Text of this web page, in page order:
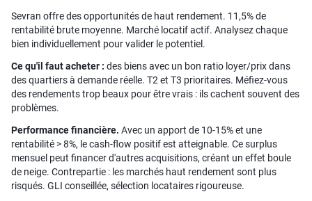
Sevran offre des opportunités de haut rendement. 11,5% de
rentabilité brute moyenne. Marché locatif actif. Analysez chaque
bien individuellement pour valider le potentiel.
Ce qu'il faut acheter : des biens avec un bon ratio loyer/prix dans
des quartiers à demande réelle. T2 et T3 prioritaires. Méfiez-vous
des rendements trop beaux pour être vrais : ils cachent souvent des
problèmes.
Performance financière. Avec un apport de 10-15% et une
rentabilité > 8%, le cash-flow positif est atteignable. Ce surplus
mensuel peut financer d'autres acquisitions, créant un effet boule
de neige. Contrepartie : les marchés haut rendement sont plus
risqués. GLI conseillée, sélection locataires rigoureuse.